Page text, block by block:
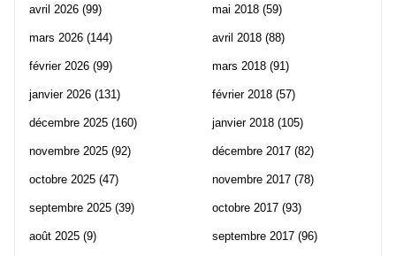
avril 2026 (99)
mars 2026 (144)
février 2026 (99)
janvier 2026 (131)
décembre 2025 (160)
novembre 2025 (92)
octobre 2025 (47)
septembre 2025 (39)
août 2025 (9)
mai 2018 (59)
avril 2018 (88)
mars 2018 (91)
février 2018 (57)
janvier 2018 (105)
décembre 2017 (82)
novembre 2017 (78)
octobre 2017 (93)
septembre 2017 (96)